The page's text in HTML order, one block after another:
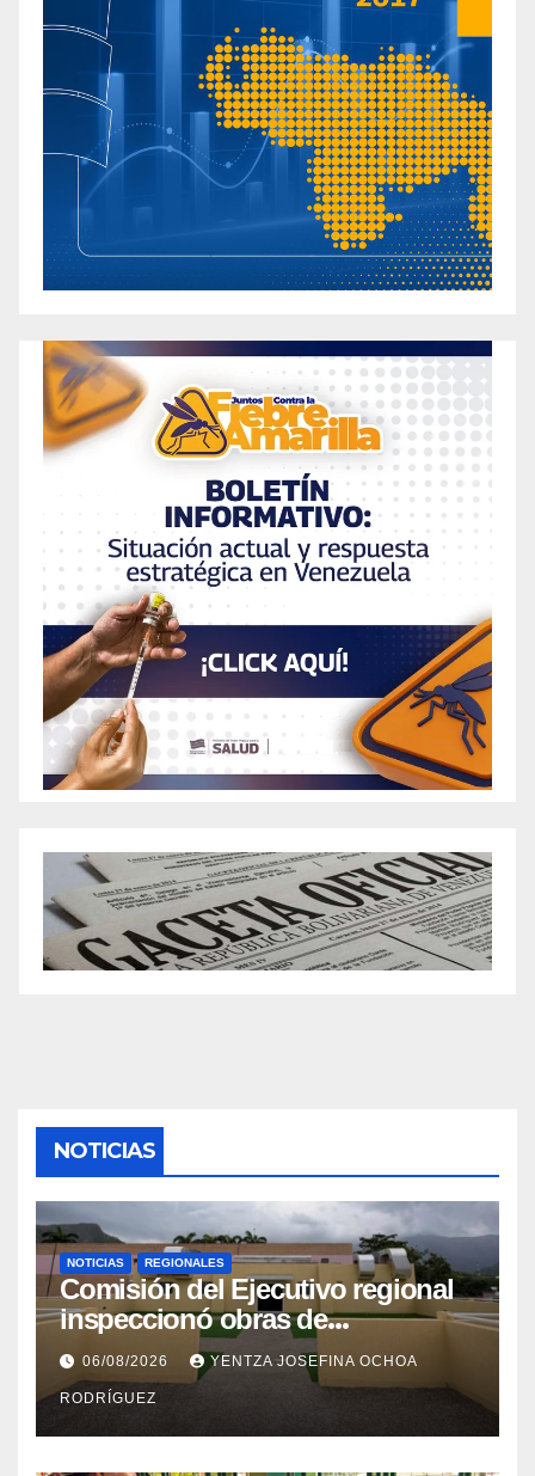
NOTICIAS
NOTICIAS REGIONALES
Comisión del Ejecutivo regional
inspeccionó obras de
recuperación en la Maternidad
Integral Aragua
06/08/2026 YENTZA JOSEFINA OCHOA
RODRÍGUEZ